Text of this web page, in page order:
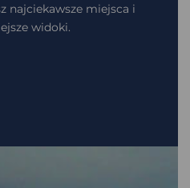
najciekawsze miejsca i
widoki.